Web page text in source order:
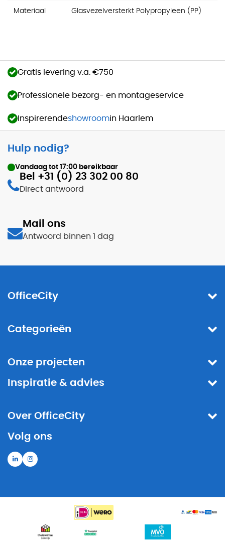
Materiaal Glasvezelversterkt Polypropyleen (PP)
Gratis levering v.a. €750
Professionele bezorg- en montageservice
Inspirerendeshowroomin Haarlem
Hulp nodig?
Vandaag tot 17:00 bereikbaar
Bel +31 (0) 23 302 00 80
Direct antwoord
Mail ons
Antwoord binnen 1 dag
OfficeCity
Categorieën
Onze projecten
Inspiratie & advies
Over OfficeCity
Volg ons